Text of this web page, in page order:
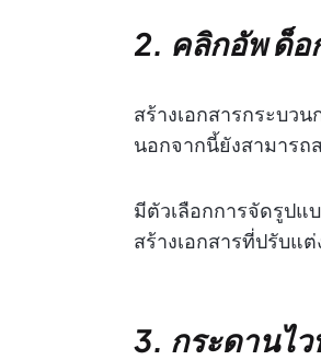
2. คลิกอัพ ด็อ
สร้างเอกสารกระบว
นอกจากนี้ยังสามารถ
มีตัวเลือกการจัดรูปแ
สร้างเอกสารที่ปรับแต่
3. กระดานไ